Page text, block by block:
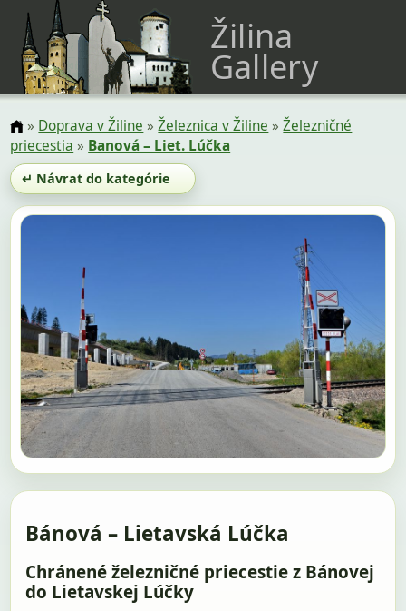
Žilina
Gallery
» Doprava v Žiline »Železnica v Žiline »Železničné
priecestia » Banová – Liet. Lúčka
↵ Návrat do kategórie
Bánová – Lietavská Lúčka
Chránené železničné priecestie z Bánovej
do Lietavskej Lúčky